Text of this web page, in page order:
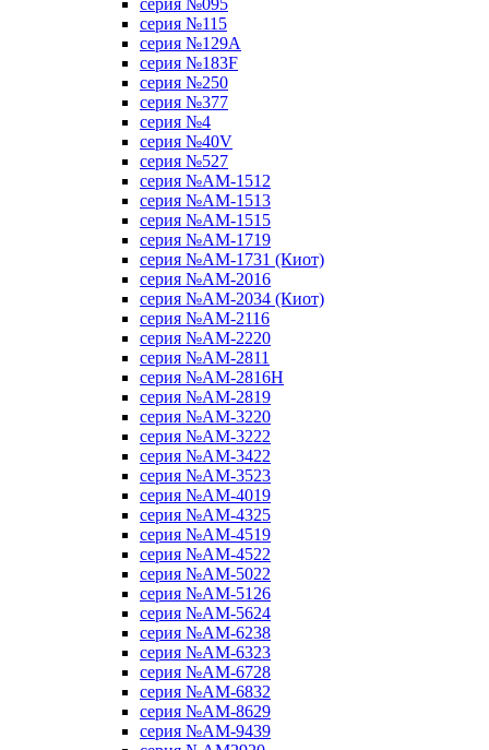
серия №095
серия №115
серия №129A
серия №183F
серия №250
серия №377
серия №4
серия №40V
серия №527
серия №AM-1512
серия №AM-1513
серия №AM-1515
серия №AM-1719
серия №AM-1731 (Киот)
серия №AM-2016
серия №AM-2034 (Киот)
серия №AM-2116
серия №AM-2220
серия №AM-2811
серия №AM-2816H
серия №AM-2819
серия №AM-3220
серия №AM-3222
серия №AM-3422
серия №AM-3523
серия №AM-4019
серия №AM-4325
серия №AM-4519
серия №AM-4522
серия №AM-5022
серия №AM-5126
серия №AM-5624
серия №AM-6238
серия №AM-6323
серия №AM-6728
серия №AM-6832
серия №AM-8629
серия №AM-9439